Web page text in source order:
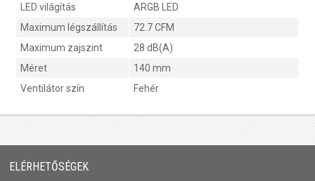
LED világítás
ARGB LED
Maximum légszállítás
72.7 CFM
Maximum zajszint
28 dB(A)
Méret
140 mm
Ventilátor szín
Fehér
ELÉRHETŐSÉGEK